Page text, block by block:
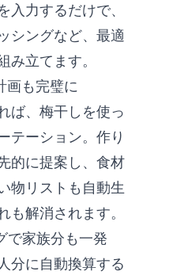
入力するだけで、
シングなど、最適
み立てます。
画も完璧に
ば、梅干しを使っ
テーション。作り
的に提案し、食材
物リストも自動生
も解消されます。
で家族分も一発
分に自動換算する